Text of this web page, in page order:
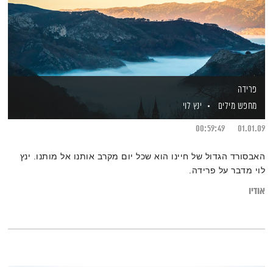
פרידה
מחפש מילים
ינץ לוי
01.01.09
00:59:49
האבסורד הגדול של חיינו הוא שכל יום מקרב אותנו אל מותנו. ינץ
לוי מדבר על פרידה.
אודיו